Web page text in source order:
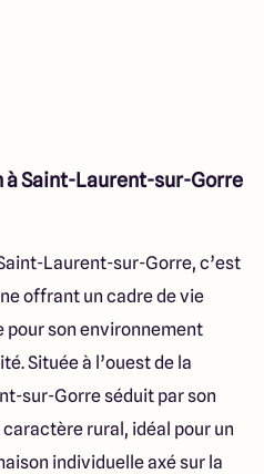
Saint-Laurent-sur-Gorre
Laurent-sur-Gorre, c’est
offrant un cadre de vie
son environnement
Située à l’ouest de la
sur-Gorre séduit par son
rural, idéal pour un
individuelle axé sur la